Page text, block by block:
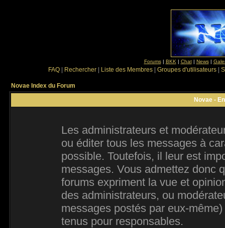
Forums| BKK | Chat| News|
FAQ Rechercher Liste des Membres Groupes d'utilisateurs
Novae Index du Forum
Novae -
Les administrateurs et
ou éditer tous les messages à
possible. Toutefois, il leur est
messages. Vous admettez donc
forums expriment la vue et
des administrateurs, ou
messages postés par eux-
tenus pour responsables.